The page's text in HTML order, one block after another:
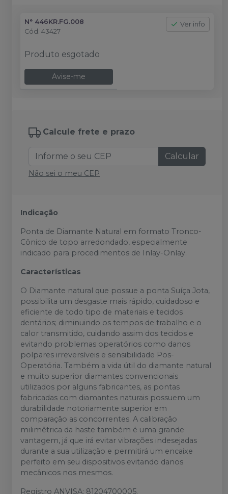
N° 446KR.FG.008
Cód. 43427
Ver info
Produto esgotado
Avise-me
Calcule frete e prazo
Calcular
Não sei o meu CEP
Indicação
Ponta de Diamante Natural em formato Tronco-
Cônico de topo arredondado, especialmente
indicado para procedimentos de Inlay-Onlay.
Características
O Diamante natural que possue a ponta Suíça Jota,
possibilita um desgaste mais rápido, cuidadoso e
eficiente de todo tipo de materiais e tecidos
dentários; diminuindo os tempos de trabalho e o
calor transmitido, cuidando assim dos tecidos e
evitando problemas operatórios como danos
polpares irreversíveis e sensibilidade Pos-
Operatória. Também a vida útil do diamante natural
e muito superior diamantes convencionais
utilizados por alguns fabricantes, as pontas
fabricadas com diamantes naturais possuem um
durabilidade notoriamente superior em
comparação as concorrentes. A calibração
milimêtrica da haste também é uma grande
vantagem, já que irá evitar vibrações indesejadas
durante a sua utilização e permitirá um encaixe
perfeito em seu dispositivos evitando danos
mecânicos nos mesmos.
Registro ANVISA: 81204700005.